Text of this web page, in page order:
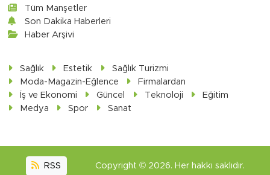
Tüm Manşetler
Son Dakika Haberleri
Haber Arşivi
Sağlık Estetik
Sağlık Turizmi
Moda-Magazin-Eğlence
Firmalardan
İş ve Ekonomi
Güncel Teknoloji
Eğitim
Medya
Spor Sanat
RSS Copyright © 2026. Her hakkı saklıdır.